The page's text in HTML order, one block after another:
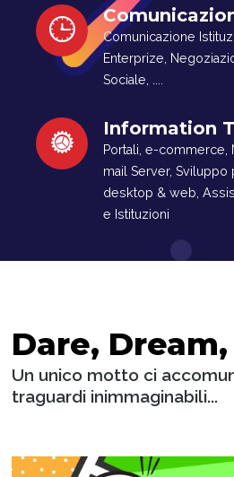
Comunicazione
Enterprize,
Sociale, ....
Information
Portali, e-
mail Server, Sviluppo
desktop & web,
e Istituzioni
Dare,
Un unico motto ci
traguardi inimmaginabili...